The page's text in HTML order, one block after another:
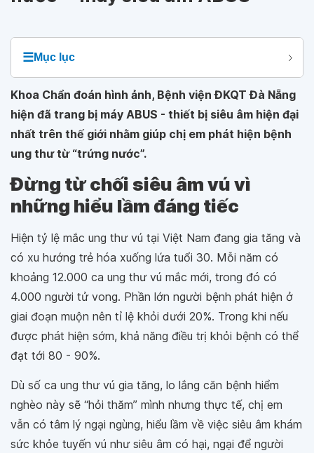
☰Mục lục
Khoa Chẩn đoán hình ảnh, Bệnh viện ĐKQT Đà Nẵng
hiện đã trang bị máy ABUS - thiết bị siêu âm hiện đại
nhất trên thế giới nhằm giúp chị em phát hiện bệnh
ung thư từ “trứng nước”.
Đừng từ chối siêu âm vú vì
những hiểu lầm đáng tiếc
Hiện tỷ lệ mắc ung thư vú tại Việt Nam đang gia tăng và
có xu hướng trẻ hóa xuống lứa tuổi 30. Mỗi năm có
khoảng 12.000 ca ung thư vú mắc mới, trong đó có
4.000 người tử vong. Phần lớn người bệnh phát hiện ở
giai đoạn muộn nên tỉ lệ khỏi dưới 20%. Trong khi nếu
được phát hiện sớm, khả năng điều trị khỏi bệnh có thể
đạt tới 80 - 90%.
Dù số ca ung thư vú gia tăng, lo lắng căn bệnh hiểm
nghèo này sẽ “hỏi thăm” mình nhưng thực tế, chị em
vẫn có tâm lý ngại ngùng, hiểu lầm về việc siêu âm khám
sức khỏe tuyến vú như siêu âm có hại, ngại để người